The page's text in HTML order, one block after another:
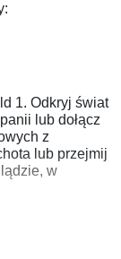
1. Odkryj świat
lub dołącz
z
lub przejmij
w